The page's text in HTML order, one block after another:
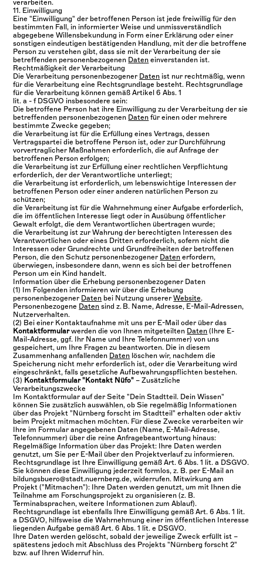
verarbeiten.
11. Einwilligung
Eine "Einwilligung" der betroffenen Person ist jede freiwillig für den
bestimmten Fall, in informierter Weise und unmissverständlich
abgegebene Willensbekundung in Form einer Erklärung oder einer
sonstigen eindeutigen bestätigenden Handlung, mit der die betroffene
Person zu verstehen gibt, dass sie mit der Verarbeitung der sie
betreffenden personenbezogenen Daten einverstanden ist.
Rechtmäßigkeit der Verarbeitung
Die Verarbeitung personenbezogener Daten ist nur rechtmäßig, wenn
für die Verarbeitung eine Rechtsgrundlage besteht. Rechtsgrundlage
für die Verarbeitung können gemäß Artikel 6 Abs. 1
lit. a - f DSGVO insbesondere sein:
Die betroffene Person hat ihre Einwilligung zu der Verarbeitung der sie
betreffenden personenbezogenen Daten für einen oder mehrere
bestimmte Zwecke gegeben;
die Verarbeitung ist für die Erfüllung eines Vertrags, dessen
Vertragspartei die betroffene Person ist, oder zur Durchführung
vorvertraglicher Maßnahmen erforderlich, die auf Anfrage der
betroffenen Person erfolgen;
die Verarbeitung ist zur Erfüllung einer rechtlichen Verpflichtung
erforderlich, der der Verantwortliche unterliegt;
die Verarbeitung ist erforderlich, um lebenswichtige Interessen der
betroffenen Person oder einer anderen natürlichen Person zu
schützen;
die Verarbeitung ist für die Wahrnehmung einer Aufgabe erforderlich,
die im öffentlichen Interesse liegt oder in Ausübung öffentlicher
Gewalt erfolgt, die dem Verantwortlichen übertragen wurde;
die Verarbeitung ist zur Wahrung der berechtigten Interessen des
Verantwortlichen oder eines Dritten erforderlich, sofern nicht die
Interessen oder Grundrechte und Grundfreiheiten der betroffenen
Person, die den Schutz personenbezogener Daten erfordern,
überwiegen, insbesondere dann, wenn es sich bei der betroffenen
Person um ein Kind handelt.
Information über die Erhebung personenbezogener Daten
(1) Im Folgenden informieren wir über die Erhebung
personenbezogener Daten bei Nutzung unsererWebsite.
Personenbezogene Daten sind z. B. Name, Adresse, E-Mail-Adressen,
Nutzerverhalten.
(2) Bei einer Kontaktaufnahme mit uns per E-Mail oder über das
Kontaktformularwerden die von Ihnen mitgeteilten Daten (Ihre E-
Mail-Adresse, ggf. Ihr Name und Ihre Telefonnummer) von uns
gespeichert, um Ihre Fragen zu beantworten. Die in diesem
Zusammenhang anfallenden Daten löschen wir, nachdem die
Speicherung nicht mehr erforderlich ist, oder die Verarbeitung wird
eingeschränkt, falls gesetzliche Aufbewahrungspflichten bestehen.
(3) Kontaktformular "Kontakt Nüfo" – Zusätzliche
Verarbeitungszwecke
Im Kontaktformular auf der Seite "Dein Stadtteil. Dein Wissen"
können Sie zusätzlich auswählen, ob Sie regelmäßig Informationen
über das Projekt "Nürnberg forscht im Stadtteil" erhalten oder aktiv
beim Projekt mitmachen möchten. Für diese Zwecke verarbeiten wir
Ihre im Formular angegebenen Daten (Name, E-Mail-Adresse,
Telefonnummer) über die reine Anfragebeantwortung hinaus:
Regelmäßige Information über das Projekt: Ihre Daten werden
genutzt, um Sie per E-Mail über den Projektverlauf zu informieren.
Rechtsgrundlage ist Ihre Einwilligung gemäß Art. 6 Abs. 1 lit. a DSGVO.
Sie können diese Einwilligung jederzeit formlos, z. B. per E-Mail an
bildungsbuero@stadt.nuernberg.de, widerrufen. Mitwirkung am
Projekt ("Mitmachen"): Ihre Daten werden genutzt, um mit Ihnen die
Teilnahme am Forschungsprojekt zu organisieren (z. B.
Terminabsprachen, weitere Informationen zum Ablauf).
Rechtsgrundlage ist ebenfalls Ihre Einwilligung gemäß Art. 6 Abs. 1 lit.
a DSGVO, hilfsweise die Wahrnehmung einer im öffentlichen Interesse
liegenden Aufgabe gemäß Art. 6 Abs. 1 lit. e DSGVO.
Ihre Daten werden gelöscht, sobald der jeweilige Zweck erfüllt ist –
spätestens jedoch mit Abschluss des Projekts "Nürnberg forscht 2"
bzw. auf Ihren Widerruf hin.